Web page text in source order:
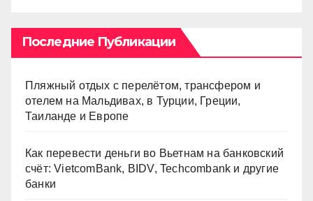
Последние Публикации
Пляжный отдых с перелётом, трансфером и
отелем на Мальдивах, в Турции, Греции,
Таиланде и Европе
Как перевести деньги во Вьетнам на банковский
счёт: VietcomBank, BIDV, Techcombank и другие
банки